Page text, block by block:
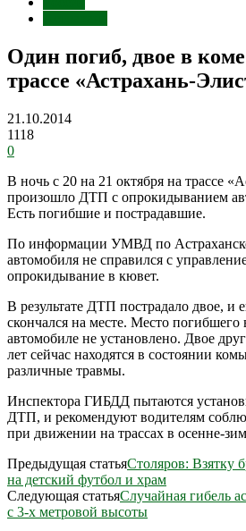
Один погиб, двое в
трассе «Астрахань-
21.10.2014
1118
0
В ночь с 20 на 21 октября на трассе
произошло ДТП с опрокидыванием
Есть погибшие и пострадавшие.
По информации УМВД по
автомобиля не справился с
опрокидывание в кювет.
В результате ДТП пострадало двое, и
скончался на месте. Место
автомобиле не установлено. Двое
лет сейчас находятся в состоянии
различные травмы.
Инспектора ГИБДД пытаются
ДТП, и рекомендуют водителям
при движении на трассах в осенне-
Предыдущая статьяСтоляров: Взятку
на детский футбол и храм
Следующая статьяСлучайная гибель
с 3-х метровой высоты